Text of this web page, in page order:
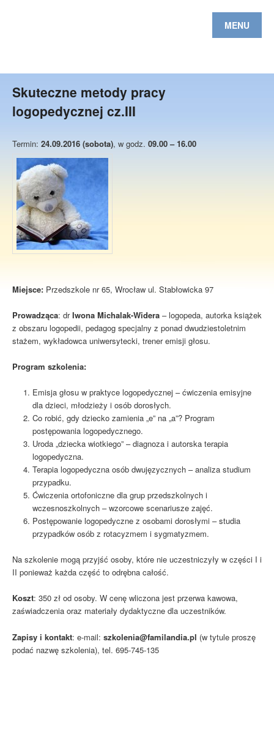
MENU
Skuteczne metody pracy
logopedycznej cz.III
Termin: 24.09.2016 (sobota), w godz. 09.00 – 16.00
Miejsce: Przedszkole nr 65, Wrocław ul. Stabłowicka 97
Prowadząca: drIwona Michalak-Widera – logopeda, autorka książek
z obszaru logopedii, pedagog specjalny z ponad dwudziestoletnim
stażem, wykładowca uniwersytecki, trener emisji głosu.
Program szkolenia:
Emisja głosu w praktyce logopedycznej – ćwiczenia emisyjne
dla dzieci, młodzieży i osób dorosłych.
Co robić, gdy dziecko zamienia „e” na „a”? Program
postępowania logopedycznego.
Uroda „dziecka wiotkiego” – diagnoza i autorska terapia
logopedyczna.
Terapia logopedyczna osób dwujęzycznych – analiza studium
przypadku.
Ćwiczenia ortofoniczne dla grup przedszkolnych i
wczesnoszkolnych – wzorcowe scenariusze zajęć.
Postępowanie logopedyczne z osobami dorosłymi – studia
przypadków osób z rotacyzmem i sygmatyzmem.
Na szkolenie mogą przyjść osoby, które nie uczestniczyły w części I i
II ponieważ każda część to odrębna całość.
Koszt: 350 zł od osoby. W cenę wliczona jest przerwa kawowa,
zaświadczenia oraz materiały dydaktyczne dla uczestników.
Zapisy i kontakt: e-mail: szkolenia@familandia.pl (w tytule proszę
podać nazwę szkolenia), tel. 695-745-135